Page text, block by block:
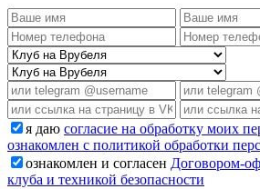
я даю согласие на обработку моих
ознакомлен с политикой обработки
ознакомлен и согласен Договором-
клуба и техникой безопасности